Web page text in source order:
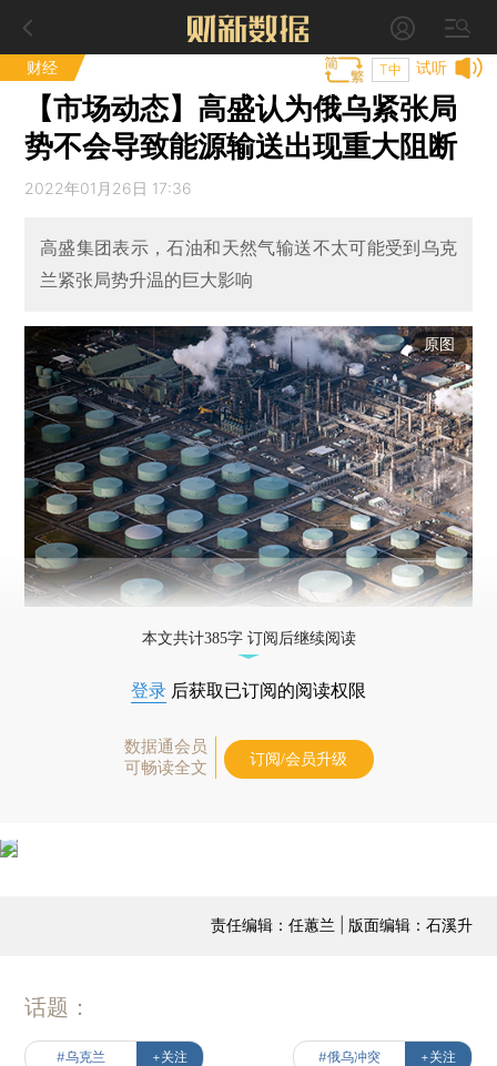
财经 试听
T中
【市场动态】高盛认为俄乌紧张局
势不会导致能源输送出现重大阻断
2022年01月26日 17:36
高盛集团表示，石油和天然气输送不太可能受到乌克
兰紧张局势升温的巨大影响
原图
本文共计385字 订阅后继续阅读
登录 后获取已订阅的阅读权限
数据通会员
可畅读全文
订阅/会员升级
责任编辑：任蕙兰 | 版面编辑：石溪升
话题：
#乌克兰 +关注 #俄乌冲突 +关注